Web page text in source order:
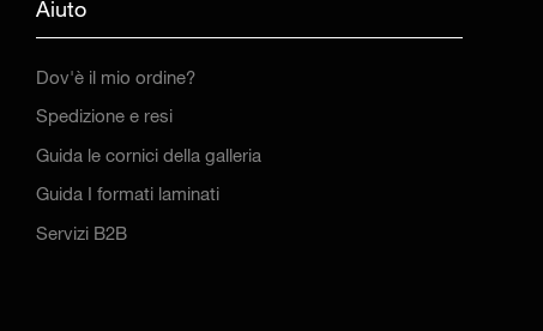
Aiuto
Dov'è il mio ordine?
Spedizione e resi
Guida le cornici della galleria
Guida I formati laminati
Servizi B2B